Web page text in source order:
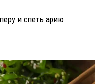
и спеть арию